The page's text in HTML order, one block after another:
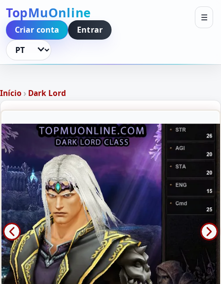
TopMuOnline
☰
Criar conta
Entrar
Idioma
Início › Dark Lord